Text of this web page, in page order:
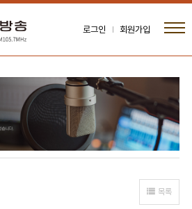
로그인 회원가입
목록